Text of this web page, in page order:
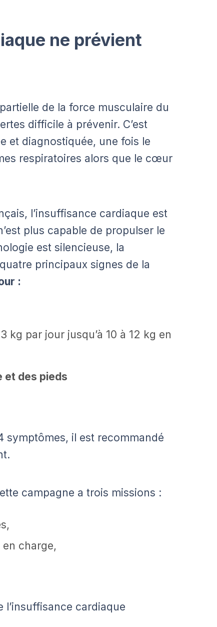
ne prévient
de la force musculaire du
difficile à prévenir. C’est
et diagnostiquée, une fois le
respiratoires alors que le cœur
l’insuffisance cardiaque est
plus capable de propulser le
est silencieuse, la
principaux signes de la
:
kg par jour jusqu’à 10 à 12 kg en
et des pieds
symptômes, il est recommandé
campagne a trois missions :
charge,
l’insuffisance cardiaque